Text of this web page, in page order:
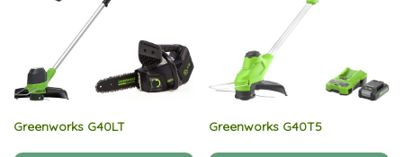
Greenworks G40LT Greenworks G40T5